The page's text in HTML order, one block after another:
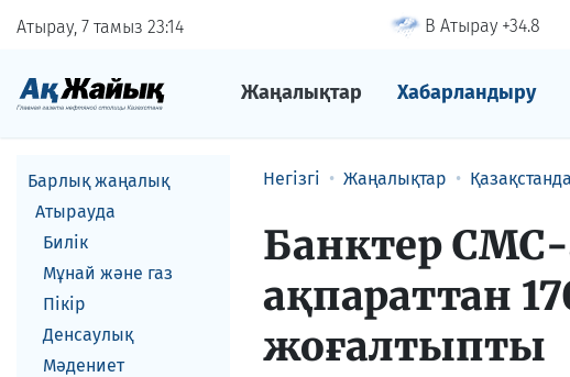
Атырау, 7 тамыз 2314 В Атырау +34.8
Жаңалықтар Хабарландыру
Барлық жаңалық
Атырауда
Билік
Мұнай және газ
Пікір
Денсаулық
Мәдениет
Негізгі Жаңалықтар Қазақстанда
Банктер
ақпараттан
жоғалтыпты